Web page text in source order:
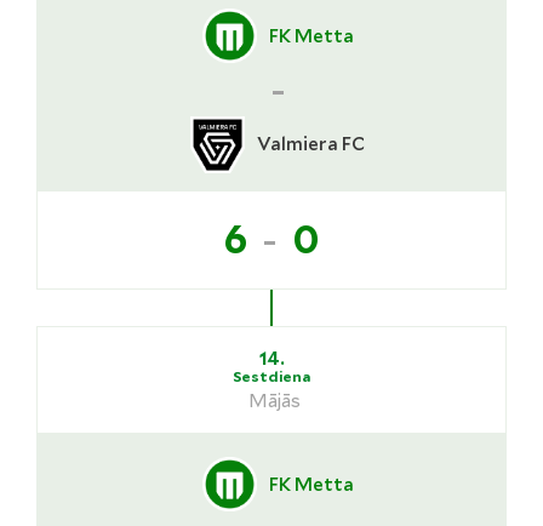
FK Metta
-
Valmiera FC
6 - 0
14.
Sestdiena
Mājās
FK Metta